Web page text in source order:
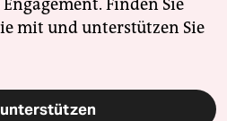
Finden Sie
mit und unterstützen Sie